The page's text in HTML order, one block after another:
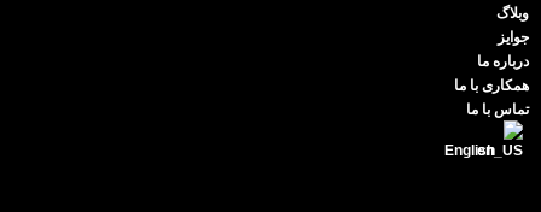
وبلاگ
جوایز
درباره ما
همکاری با ما
تماس با ما
English